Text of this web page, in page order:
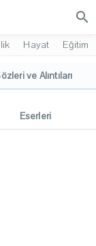
search
Hayat Eğitim
ve Alıntıları
Eserleri